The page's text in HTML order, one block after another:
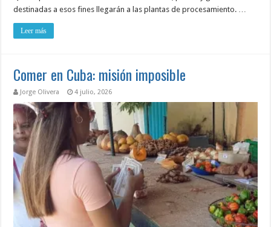
destinadas a esos fines llegarán a las plantas de procesamiento. …
Leer más
Comer en Cuba: misión imposible
Jorge Olivera 4 julio, 2026